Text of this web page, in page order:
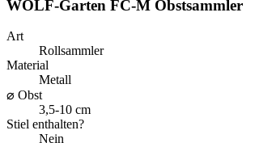
WOLF-Garten FC-M Obstsammler
Art
Rollsammler
Material
Metall
⌀ Obst
3,5-10 cm
Stiel enthalten?
Nein